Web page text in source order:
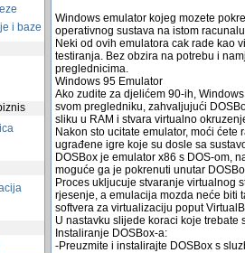
i baze
Windows emulator kojeg mozete
operativnog sustava na istom
Neki od ovih emulatora cak rade kao
testiranja. Bez obzira na potrebu i
preglednicima.
Windows 95 Emulator
Ako zudite za djelićem 90-ih,
svom pregledniku, zahvaljujući
sliku u RAM i stvara virtualno
Nakon sto ucitate emulator, moći
ugrađene igre koje su dosle sa
DOSBox je emulator x86 s DOS-om,
moguće ga je pokrenuti unutar
Proces ukljucuje stvaranje virtualnog
rjesenje, a emulacija mozda neće biti
softvera za virtualizaciju poput
U nastavku slijede koraci koje
Instaliranje DOSBox-a:
-Preuzmite i instalirajte DOSBox s